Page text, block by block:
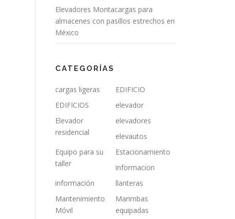
Elevadores Montacargas para
almacenes con pasillos estrechos en
México
CATEGORÍAS
cargas ligeras
EDIFICIO
EDIFICIOS
elevador
Elevador
residencial
elevadores
elevautos
Equipo para su
taller
Estacionamiento
informacion
información
llanteras
Mantenimiento
Móvil
Marimbas
equipadas